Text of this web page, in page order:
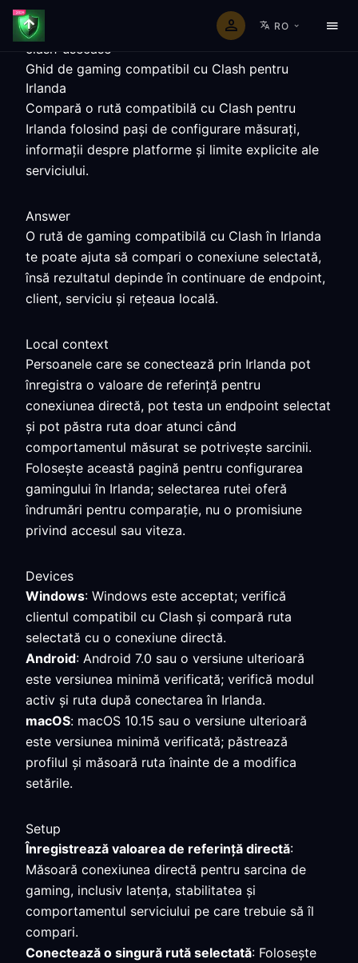
RO
clash-usecase
Ghid de gaming compatibil cu Clash pentru
Irlanda
Compară o rută compatibilă cu Clash pentru
Irlanda folosind pași de configurare măsurați,
informații despre platforme și limite explicite ale
serviciului.
Answer
O rută de gaming compatibilă cu Clash în Irlanda
te poate ajuta să compari o conexiune selectată,
însă rezultatul depinde în continuare de endpoint,
client, serviciu și rețeaua locală.
Local context
Persoanele care se conectează prin Irlanda pot
înregistra o valoare de referință pentru
conexiunea directă, pot testa un endpoint selectat
și pot păstra ruta doar atunci când
comportamentul măsurat se potrivește sarcinii.
Folosește această pagină pentru configurarea
gamingului în Irlanda; selectarea rutei oferă
îndrumări pentru comparație, nu o promisiune
privind accesul sau viteza.
Devices
Windows: Windows este acceptat; verifică
clientul compatibil cu Clash și compară ruta
selectată cu o conexiune directă.
Android: Android 7.0 sau o versiune ulterioară
este versiunea minimă verificată; verifică modul
activ și ruta după conectarea în Irlanda.
macOS: macOS 10.15 sau o versiune ulterioară
este versiunea minimă verificată; păstrează
profilul și măsoară ruta înainte de a modifica
setările.
Setup
Înregistrează valoarea de referință directă:
Măsoară conexiunea directă pentru sarcina de
gaming, inclusiv latența, stabilitatea și
comportamentul serviciului pe care trebuie să îl
compari.
Conectează o singură rută selectată: Folosește